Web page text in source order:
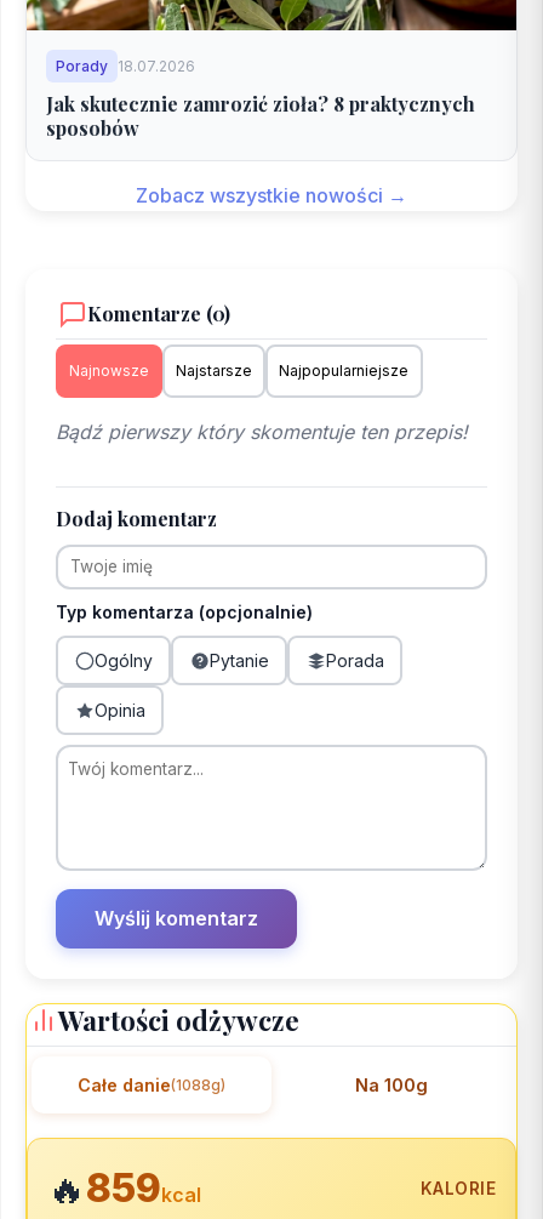
Porady 18.07.2026
Jak skutecznie zamrozić zioła? 8 praktycznych
sposobów
Zobacz wszystkie nowości →
Komentarze (0)
Najnowsze Najstarsze Najpopularniejsze
Bądź pierwszy który skomentuje ten przepis!
Dodaj komentarz
Typ komentarza (opcjonalnie)
Ogólny Pytanie Porada
Opinia
Wartości odżywcze
Całe danie(1088g) Na 100g
🔥859kcal KALORIE